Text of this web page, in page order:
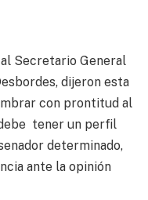
Secretario General
dijeron esta
con prontitud al
tener un perfil
determinado,
ante la opinión